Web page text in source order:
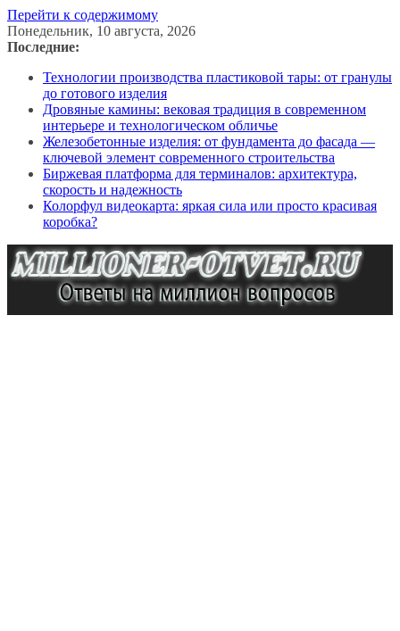
Перейти к содержимому
Понедельник, 10 августа, 2026
Последние:
Технологии производства пластиковой тары: от гранулы
до готового изделия
Дровяные камины: вековая традиция в современном
интерьере и технологическом обличье
Железобетонные изделия: от фундамента до фасада —
ключевой элемент современного строительства
Биржевая платформа для терминалов: архитектура,
скорость и надежность
Колорфул видеокарта: яркая сила или просто красивая
коробка?